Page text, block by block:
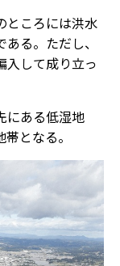
ところには洪水
る。ただし、
入して成り立っ
にある低湿地
となる。